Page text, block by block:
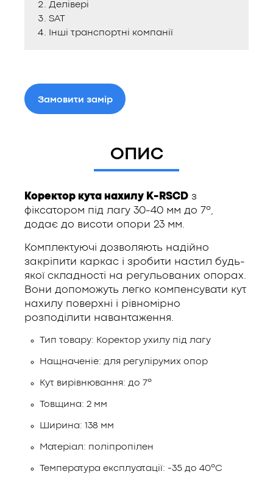
Делівері
SAT
Інші транспортні компанії
Замовити замір
ОПИС
Коректор кута нахилу K-RSCD з
фіксатором під лагу 30-40 мм до 7º,
додає до висоти опори 23 мм.
Комплектуючі дозволяють надійно
закріпити каркас і зробити настил будь-
якої складності на регульованих опорах.
Вони допоможуть легко компенсувати кут
нахилу поверхні і рівномірно
розподілити навантаження.
Тип товару: Коректор ухилу під лагу
Нащначеніе: для регулірумих опор
Кут вирівнювання: до 7º
Товщина: 2 мм
Ширина: 138 мм
Матеріал: поліпропілен
Температура експлуатації: -35 до 40ºC